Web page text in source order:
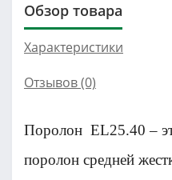
Обзор товара
Характеристики
Отзывов (0)
Поролон EL25.40 –
поролон средней